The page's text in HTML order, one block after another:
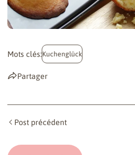
Mots clés:Kuchenglück
Partager
Post précédent